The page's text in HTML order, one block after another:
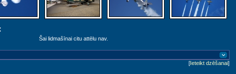
Šai lidmašīnai citu attēlu nav.
[Ieteikt dzēšanai]